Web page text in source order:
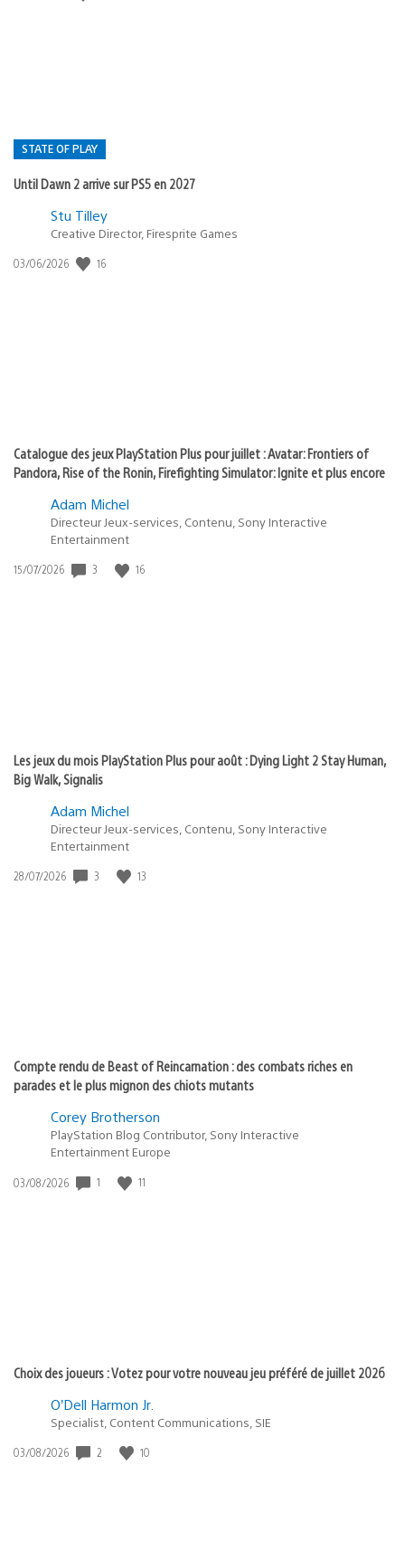
STATE OF PLAY
Until Dawn 2 arrive sur PS5 en 2027
Postée
:
Stu Tilley
Creative Director, Firesprite Games
Date
03/06/2026 16
Catalogue des jeux PlayStation Plus pour juillet : Avatar: Frontiers of
Pandora, Rise of the Ronin, Firefighting Simulator: Ignite et plus encore
Adam Michel
Directeur Jeux-services, Contenu, Sony Interactive
Entertainment
Date
15/07/2026 3 16
Les jeux du mois PlayStation Plus pour août : Dying Light 2 Stay Human,
Big Walk, Signalis
Adam Michel
Directeur Jeux-services, Contenu, Sony Interactive
Entertainment
Date
28/07/2026 3 13
Compte rendu de Beast of Reincarnation : des combats riches en
parades et le plus mignon des chiots mutants
Corey Brotherson
PlayStation Blog Contributor, Sony Interactive
Entertainment Europe
Date
03/08/2026 1 11
Choix des joueurs : Votez pour votre nouveau jeu préféré de juillet 2026
O’Dell Harmon Jr.
Specialist, Content Communications, SIE
Date
03/08/2026 2 10